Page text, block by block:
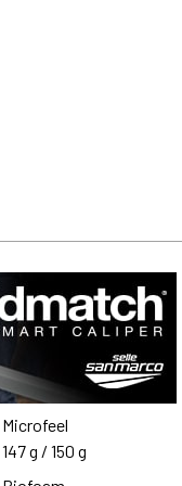
Microfeel
147 g / 150 g